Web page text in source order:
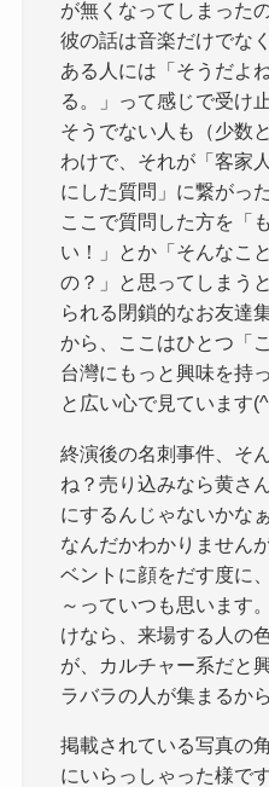
が無くなってしまった
彼の話は音楽だけでな
ある人には「そうだよ
る。」って感じで受け
そうでない人も（少数
わけで、それが「客家
にした質問」に繋がっ
ここで質問した方を「
い！」とか「そんなこ
の？」と思ってしまう
られる閉鎖的なお友達
から、ここはひとつ「
台灣にもっと興味を持
と広い心で見ています
終演後の名刺事件、そ
ね？売り込みなら黄さ
にするんじゃないかな
なんだかわかりません
ベントに顔をだす度に
～っていつも思います
けなら、来場する人の
が、カルチャー系だと
ラバラの人が集まるか
掲載されている写真の
にいらっしゃった様で